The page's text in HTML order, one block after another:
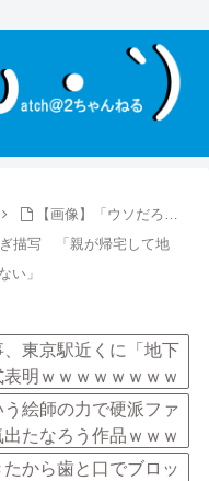
【画像】「ウソだろ…
描写 「親が帰宅して地
い」
、東京駅近くに「地下
明ｗｗｗｗｗｗｗｗ
う絵師の力で硬派ファ
たなろう作品ｗｗｗ
たから歯と口でブロッ